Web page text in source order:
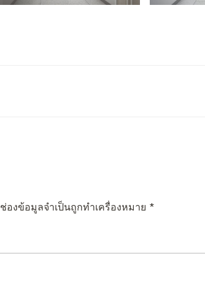
ช่องข้อมูลจำเป็นถูกทำเครื่องหมาย *